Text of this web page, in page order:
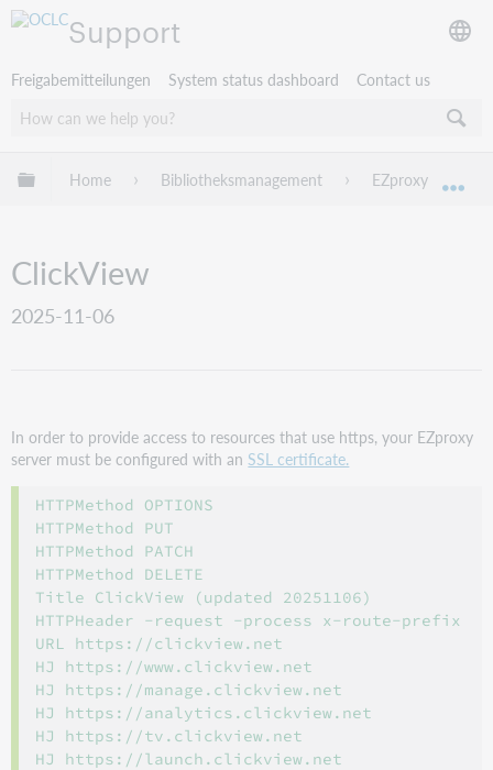
Support
Freigabemitteilungen System status dashboard Contact us
Globale Hierarchie expandieren/verbergen
Home Bibliotheksmanagement EZproxy
ClickView
2025-11-06
In order to provide access to resources that use https, your EZproxy
server must be configured with an SSL certificate.
HTTPMethod OPTIONS
HTTPMethod PUT
HTTPMethod PATCH
HTTPMethod DELETE
Title ClickView (updated 20251106)
HTTPHeader -request -process x-route-prefix
URL https://clickview.net
HJ https://www.clickview.net
HJ https://manage.clickview.net
HJ https://analytics.clickview.net
HJ https://tv.clickview.net
HJ https://launch.clickview.net